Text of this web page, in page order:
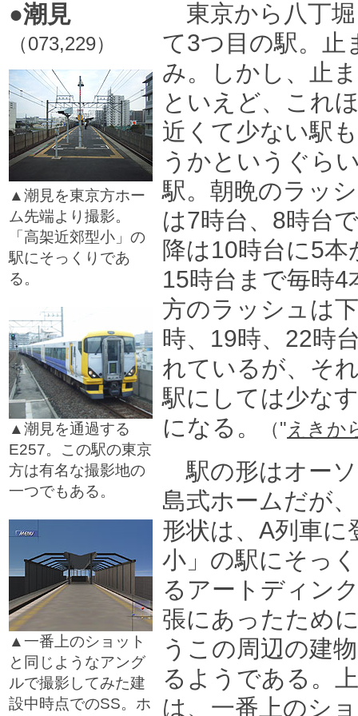
●潮見
（073,229）
▲潮見を東京方ホー
ム先端より撮影。
「高架近郊型小」の
駅にそっくりであ
る。
▲潮見を通過する
E257。この駅の東京
方は有名な撮影地の
一つでもある。
▲一番上のショット
と同じようなアング
ルで撮影してみた建
設中時点でのSS。ホ
東京から八丁堀
て3つ目の駅。止
み。しかし、止
といえど、これ
近くて少ない駅
うかというぐら
駅。朝晩のラッ
は7時台、8時台
降は10時台に5
15時台まで毎時
方のラッシュは
時、19時、22時
れているが、そ
駅にしては少な
になる。
（"えきか
駅の形はオー
島式ホームだが
形状は、A列車に
小」の駅にそっ
るアートディン
張にあったため
うこの周辺の建
るようである。
は、一番上のシ